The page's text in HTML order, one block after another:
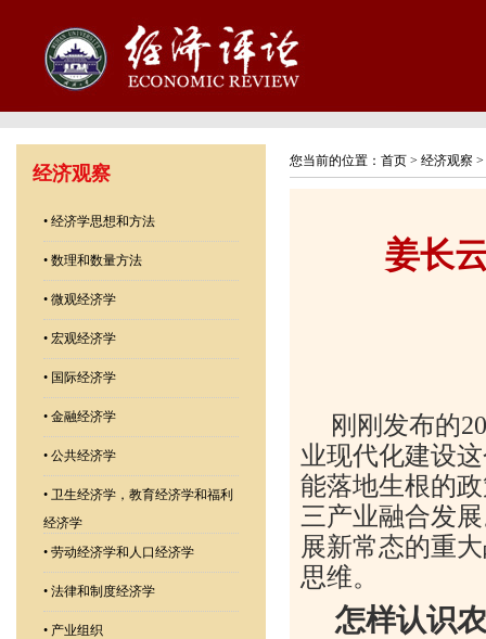
经济观察
• 经济学思想和方法
• 数理和数量方法
• 微观经济学
• 宏观经济学
• 国际经济学
• 金融经济学
• 公共经济学
• 卫生经济学，教育经济学和福利
经济学
• 劳动经济学和人口经济学
• 法律和制度经济学
• 产业组织
您当前的位置： 首页 > 经济观察 >
姜长
刚刚发布的
业现代化建设
能落地生根的
三产业融合发
展新常态的重
思维。
怎样认识